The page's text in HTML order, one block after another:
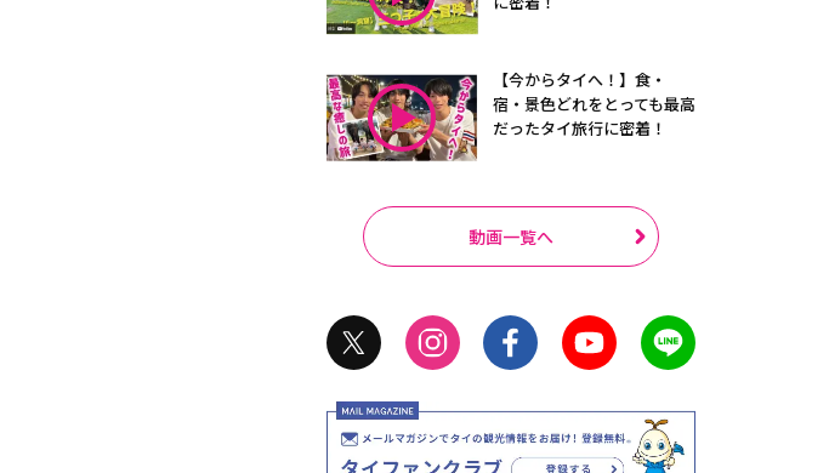
【今からタイへ！】食・
宿・景色どれをとっても最高
だったタイ旅行に密着！
動画一覧へ